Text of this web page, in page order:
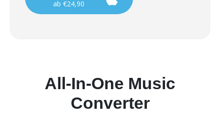
ab €24,90
All-In-One Music
Converter